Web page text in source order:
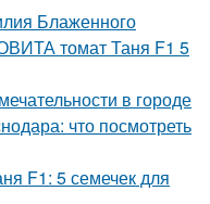
Блаженного
томат Таня F1 5
в городе
что посмотреть
F1: 5 семечек для